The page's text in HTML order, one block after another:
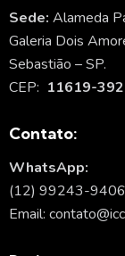
Sede: Alameda
Galeria Dois
Sebastião – SP.
CEP: 11619-392
Contato:
WhatsApp:
(12) 99243-9406
Email: